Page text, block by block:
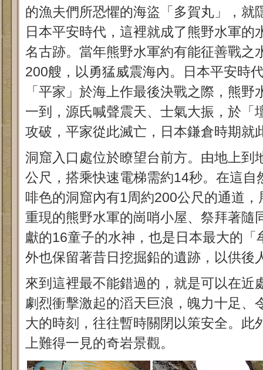
的漁夫們所恐懼的海盜「多賀丸」，就
日本平安時代，這裡就成了熊野水軍的
名古跡。當年熊野水軍約有能征善戰之
200艘，以勇猛威震海內。日本平安時
「平家」於海上作最後決戰之際，熊
一到，源氏喊聲震天、士氣大振，於「
攻破，平家從此滅亡，日本鎌倉時期就
洞窟入口處位於瞭望台前方。由地上到
公尺，搭乘快速電梯需約14秒。在這自
啡色的洞窟內有1周約200公尺的通道
重現的熊野水軍的崗哨小屋、祭拜著隨
獻的16童子的水神，也是日本最大的「
外也保留著昔日挖掘鉛的遺跡，以供後
來到這裡最不能錯過的，就是可以在近
劇烈衝擊激起的滔天巨浪，魄力十足、
大的時刻，往往暫時關閉以策安全。此
上難得一見的奇岩景觀。